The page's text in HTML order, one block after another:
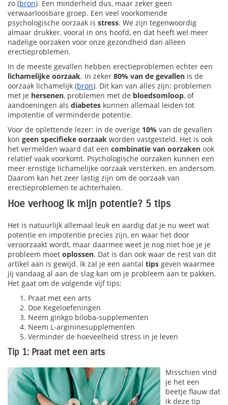
zo (bron). Een minderheid dus, maar zeker geen
verwaarloosbare groep. Een veel voorkomende
psychologische oorzaak is stress. We zijn tegenwoordig
almaar drukker, vooral in ons hoofd, en dat heeft wel meer
nadelige oorzaken voor onze gezondheid dan alleen
erectieproblemen.
In de meeste gevallen hebben erectieproblemen echter een
lichamelijke oorzaak. In zeker 80% van de gevallen is de
oorzaak lichamelijk (bron). Dit kan van alles zijn: problemen
met je hersenen, problemen met de bloedsomloop, of
aandoeningen als diabetes kunnen allemaal leiden tot
impotentie of verminderde potentie.
Voor de oplettende lezer: in de overige 10% van de gevallen
kon geen specifieke oorzaak worden vastgesteld. Het is ook
het vermelden waard dat een combinatie van oorzaken ook
relatief vaak voorkomt. Psychologische oorzaken kunnen een
meer ernstige lichamelijke oorzaak versterken, en andersom.
Daarom kan het zeer lastig zijn om de oorzaak van
erectieproblemen te achterhalen.
Hoe verhoog ik mijn potentie? 5 tips
Het is natuurlijk allemaal leuk en aardig dat je nu weet wat
potentie en impotentie precies zijn, en waar het door
veroorzaakt wordt, maar daarmee weet je nog niet hoe je je
probleem moet oplossen. Dat is dan ook waar de rest van dit
artikel aan is gewijd. Ik zal je een aantal tips geven waarmee
jij vandaag al aan de slag kan om je probleem aan te pakken.
Het gaat om de volgende vijf tips:
Praat met een arts
Doe Kegeloefeningen
Neem ginkgo biloba-supplementen
Neem L-argininesupplementen
Verminder de hoeveelheid stress in je leven
Tip 1: Praat met een arts
Misschien vind
je het een
beetje flauw dat
ik deze tip